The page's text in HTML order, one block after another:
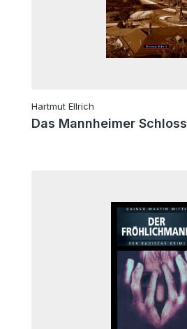
Hartmut Ellrich
Das Mannheimer Schloss